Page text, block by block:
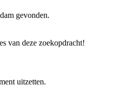
gevonden.
van deze zoekopdracht!
uitzetten.